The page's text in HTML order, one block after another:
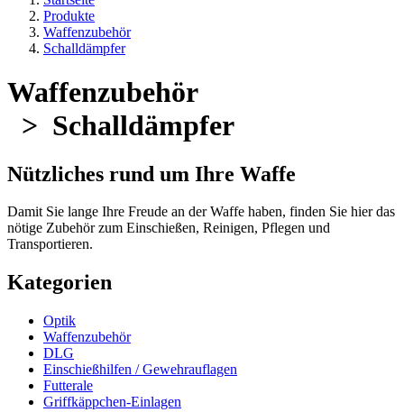
Produkte
Waffenzubehör
Schalldämpfer
Waffenzubehör
> Schalldämpfer
Nützliches rund um Ihre Waffe
Damit Sie lange Ihre Freude an der Waffe haben, finden Sie hier das
nötige Zubehör zum Einschießen, Reinigen, Pflegen und
Transportieren.
Kategorien
Optik
Waffenzubehör
DLG
Einschießhilfen / Gewehrauflagen
Futterale
Griffkäppchen-Einlagen